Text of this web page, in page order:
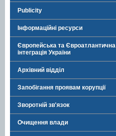
Publicity
Інформаційні ресурси
Європейська та Євроатлантична
інтеграція України
Архівний відділ
Запобігання проявам корупції
Зворотній зв'язок
Очищення влади